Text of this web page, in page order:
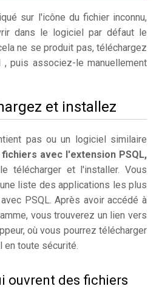
sur l'icône du fichier inconnu,
dans le logiciel par défaut le
ne se produit pas, téléchargez
puis associez-le manuellement
et installez
pas ou un logiciel similaire
fichiers avec l'extension PSQL,
télécharger et l'installer. Vous
liste des applications les plus
PSQL. Après avoir accédé à
vous trouverez un lien vers
où vous pourrez télécharger
en toute sécurité.
ouvrent des fichiers